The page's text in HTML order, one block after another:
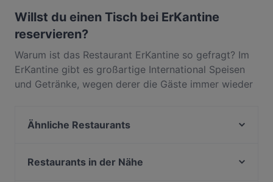
Willst du einen Tisch bei ErKantine
reservieren?
Warum ist das Restaurant ErKantine so gefragt? Im
ErKantine gibt es großartige International Speisen
und Getränke, wegen derer die Gäste immer wieder
heraus, was ErKantine von anderen Restaurants in
Tisch für deinen nächsten Restaurantbesuch!
Ähnliche Restaurants
Ristorante Buongiorno
Restaurants in der Nähe